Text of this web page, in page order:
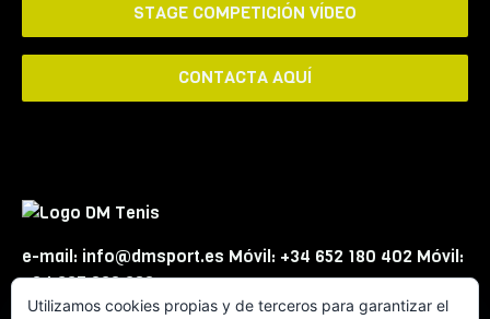
STAGE COMPETICIÓN VÍDEO
CONTACTA AQUÍ
e-mail: info@dmsport.es Móvil: +34 652 180 402 Móvil:
+34 667 863 623
Utilizamos cookies propias y de terceros para garantizar el